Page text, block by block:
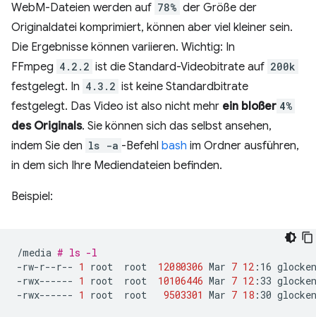
WebM-Dateien werden auf 78% der Größe der
Originaldatei komprimiert, können aber viel kleiner sein.
Die Ergebnisse können variieren. Wichtig: In
FFmpeg 4.2.2 ist die Standard-Videobitrate auf 200k
festgelegt. In 4.3.2 ist keine Standardbitrate
festgelegt. Das Video ist also nicht mehr ein bloßer 4%
des Originals. Sie können sich das selbst ansehen,
indem Sie den ls -a -Befehl bash im Ordner ausführen,
in dem sich Ihre Mediendateien befinden.
Beispiel:
/media # ls -l
-rw-r--r-- 1 root root 12080306 Mar 7 12 :16
-rwx------ 1 root root 10106446 Mar 7 12 :33
-rwx------ 1 root root 9503301 Mar 7 18 :30